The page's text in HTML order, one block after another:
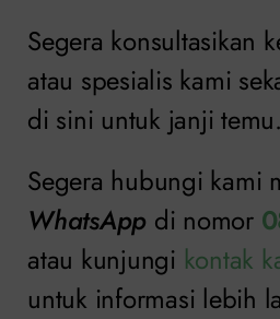
Segera konsultasikan
atau spesialis kami
di sini untuk janji temu.
Segera hubungi kami
WhatsApp di nomor
atau kunjungi kontak
untuk informasi lebih